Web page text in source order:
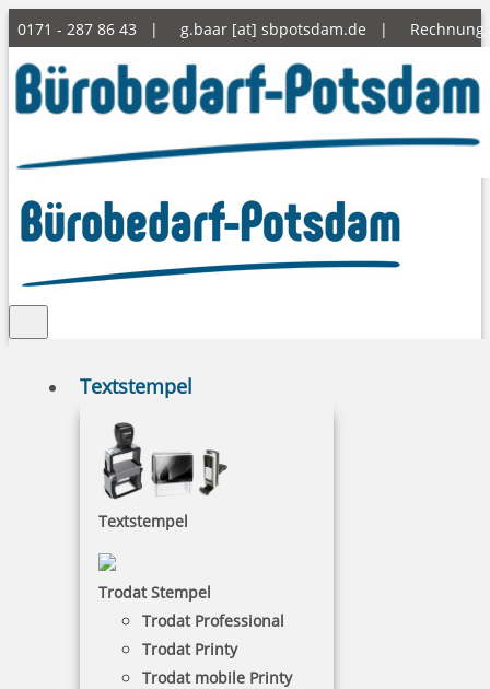
0171 - 287 86 43 | g.baar [at] sbpotsdam.de | Rechnung
Textstempel
Textstempel
Trodat Stempel
Trodat Professional
Trodat Printy
Trodat mobile Printy
COLOP e-mark
Der e-mark ist ein elektronisches und mobiles
(batteriebetriebenes) Markiergerät zum Erstellen
und Ändern eigener Abdrucke, welche mit einer
einfachen Seitwärtsbewegung gestempelt werden
können. Geeignet für Abdrucke auf saugenden
Oberflächen wie Papier, Umschläge, Bücher, Karton
oder Papiertüten, aber auch auf Glas, Metall oder